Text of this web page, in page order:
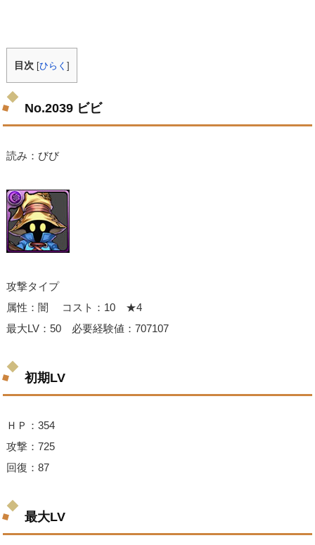
目次 [ひらく]
No.2039 ビビ
読み：びび
攻撃タイプ
属性：闇 コスト：10 ★4
最大LV：50 必要経験値：707107
初期LV
ＨＰ：354
攻撃：725
回復：87
最大LV